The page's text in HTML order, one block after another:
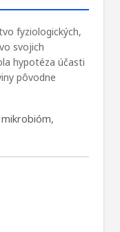
fyziologických,
svojich
hypotéza účasti
pôvodne
mikrobióm,